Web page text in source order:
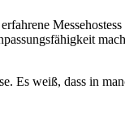
Es weiß, dass in